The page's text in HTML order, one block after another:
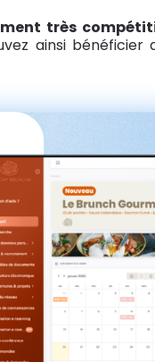
très
ainsi bénéficier